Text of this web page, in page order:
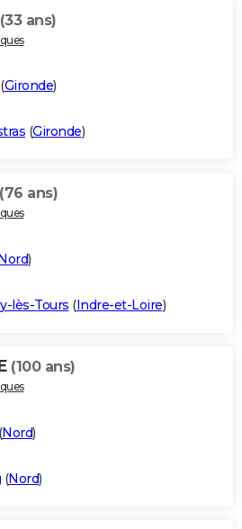
(33 ans)
Gironde)
(Gironde)
(76 ans)
)
lès-Tours (Indre-et-Loire)
(100 ans)
(Nord)
(Nord)